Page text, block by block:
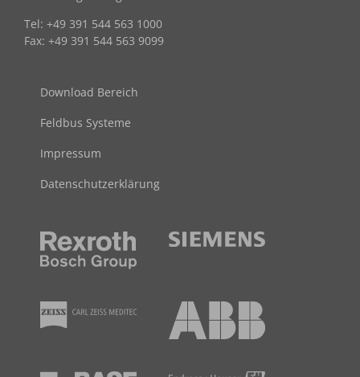
Tel: +49 391 544 563 1000
Fax: +49 391 544 563 9099
Download Bereich
Feldbus Systeme
Impressum
Datenschutzerklärung